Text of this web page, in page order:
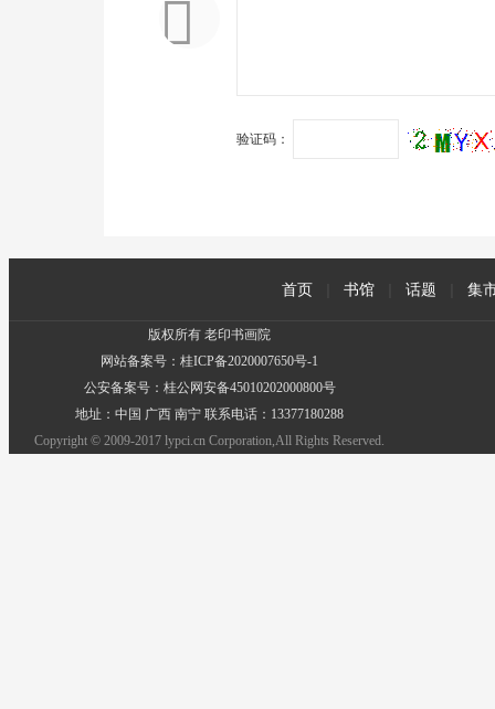
验证码：
首页 书馆 话题 集
版权所有 老印书画院
网站备案号：桂ICP备2020007650号-1
公安备案号：桂公网安备45010202000800号
地址：中国 广西 南宁 联系电话：13377180288
Copyright © 2009-2017 lypci.cn Corporation,All Rights Reserved.